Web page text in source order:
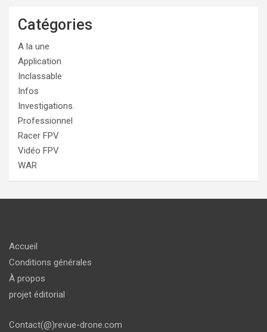
Catégories
A la une
Application
Inclassable
Infos
Investigations.
Professionnel
Racer FPV
Vidéo FPV
WAR
Accueil
Conditions générales
À propos
projet éditorial
Contact(@)revue-drone.com